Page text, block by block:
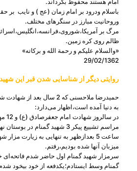
باسلام ودرود بر امام زمان (عج ) و نایب بر
وروحانیت مبارز در سنگرهای مختلف.
مرگ بر
ظالم روی کره زمین.
«والسلام علیکم و رحمة الله و برکاته»
29/02/1362
روایتی دیگر از شناسایی شدن قبر این
حمیدرضا ملاحسنی كه 2 سال
به دنیا آمده ‌است،اظهار می‌دارد:
در
مراسم تشییع پیكر 3 شهید گمنام در بوستان نهج‌البلاغه نشدم.
ساعت 5 بعدازظهر به تنهایی به زیارت
میزبان آنها شده بودیم،رفتم.
سرمزار شهید گمنام اول حاضر شدم فاتحه‌ای
گمنام وسط ایستادم؛یكدفعه از خود بیخود